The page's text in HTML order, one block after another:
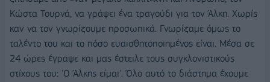
Κώστα Τουρνά, να γράψει ένα τραγούδι για τον Άλκη. Χωρίς
καν να τον γνωρίζουμε προσωπικά. Γνωρίζαμε όμως το
ταλέντο του και το πόσο ευαισθητοποιημένος είναι. Μέσα σε
24 ώρες έγραψε και μας έστειλε τους συγκλονιστικούς
στίχους του: 'Ο Άλκης είμαι'. Όλο αυτό το διάστημα έχουμε